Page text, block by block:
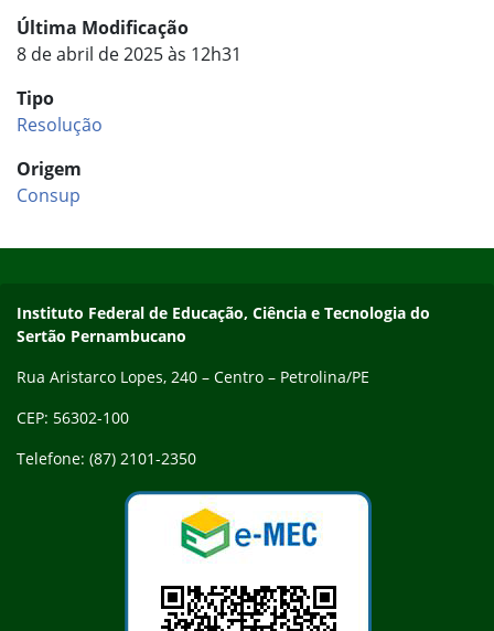
Última Modificação
8 de abril de 2025 às 12h31
Tipo
Resolução
Origem
Consup
Endereço
Instituto Federal de Educação, Ciência e Tecnologia do
Sertão Pernambucano
Rua Aristarco Lopes, 240 – Centro – Petrolina/PE
CEP: 56302-100
Telefone: (87) 2101-2350